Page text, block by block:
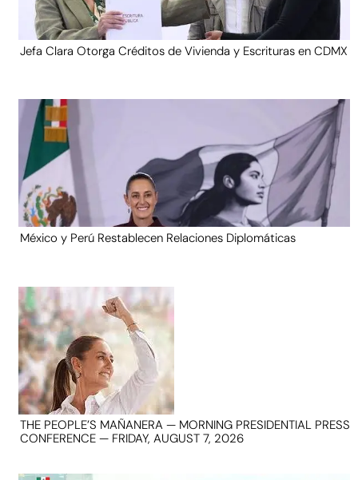
Jefa Clara Otorga Créditos de Vivienda y Escrituras en CDMX
México y Perú Restablecen Relaciones Diplomáticas
THE PEOPLE’S MAÑANERA — MORNING PRESIDENTIAL PRESS
CONFERENCE — FRIDAY, AUGUST 7, 2026